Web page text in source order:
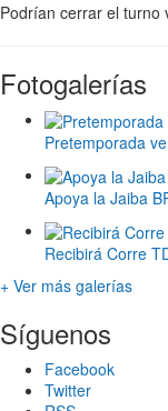
Podrían cerrar el turno
Fotogalerías
Pretemporada
Apoya la Jaiba
Recibirá Corre
+ Ver más galerías
Síguenos
Facebook
Twitter